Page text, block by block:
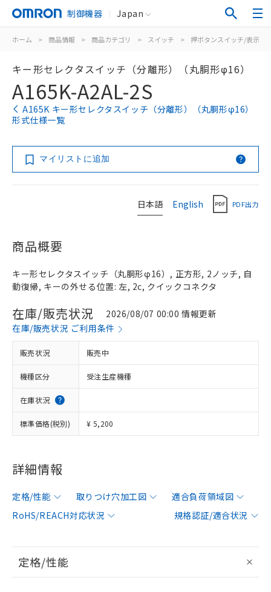
制御機器 Japan
ホーム > 商品情報 > 商品カテゴリ > スイッチ > 押ボタンスイッチ/表示灯
キー形セレクタスイッチ（分離形）（丸胴形φ16）
A165K-A2AL-2S
A165K キー形セレクタスイッチ（分離形）（丸胴形φ16）
形式仕様一覧
マイリストに追加
日本語 English PDF出力
商品概要
キー形セレクタスイッチ（丸胴形φ16）, 正方形, 2ノッチ, 自
動復帰, キーの外せる位置: 左, 2c, クイックコネクタ
在庫/販売状況
2026/08/07 00:00 情報更新
在庫/販売状況 ご利用条件
販売状況 販売中
機種区分 受注生産機種
在庫状況
標準価格(税別) ¥ 5,200
詳細情報
定格/性能 取りつけ穴加工図
適合負荷領域図
RoHS/REACH対応状況
規格認証/適合状況
定格/性能